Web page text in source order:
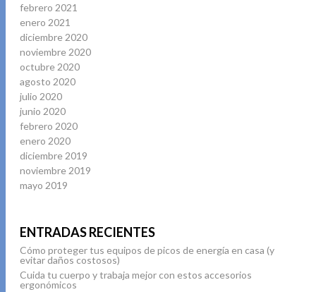
febrero 2021
enero 2021
diciembre 2020
noviembre 2020
octubre 2020
agosto 2020
julio 2020
junio 2020
febrero 2020
enero 2020
diciembre 2019
noviembre 2019
mayo 2019
ENTRADAS RECIENTES
Cómo proteger tus equipos de picos de energía en casa (y
evitar daños costosos)
Cuida tu cuerpo y trabaja mejor con estos accesorios
ergonómicos